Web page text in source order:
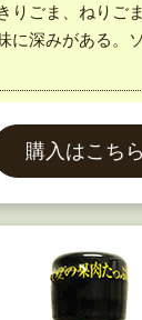
りごま、ねりご
に深みがある。
購入はこちら